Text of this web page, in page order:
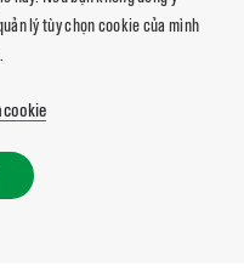
lý tùy chọn cookie của mình
cookie